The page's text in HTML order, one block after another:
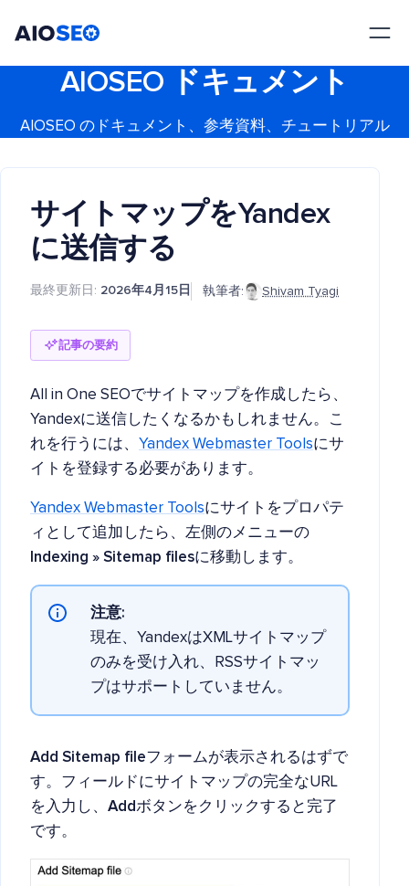
AIOSEO ドキュメント
AIOSEO のドキュメント、参考資料、チュートリアル
サイトマップをYandex
に送信する
最終更新日: 2026年4月15日 執筆者: Shivam Tyagi
記事の要約
All in One SEOでサイトマップを作成したら、
Yandexに送信したくなるかもしれません。こ
れを行うには、 Yandex Webmaster Toolsにサ
イトを登録する必要があります。
Yandex Webmaster Toolsにサイトをプロパテ
ィとして追加したら、左側のメニューの
Indexing » Sitemap filesに移動します。
注意:
現在、YandexはXMLサイトマップ
のみを受け入れ、RSSサイトマッ
プはサポートしていません。
Add Sitemap fileフォームが表示されるはずで
す。フィールドにサイトマップの完全なURL
を入力し、 Addボタンをクリックすると完了
です。